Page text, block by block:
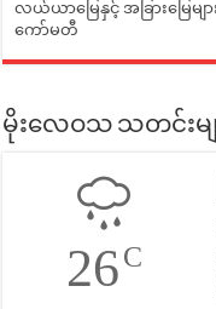
လယ်ယာမြေနှင့် အခြားမြေမ
ကော်မတီ
မိုးလေဝသ သတင်းမျ
26C